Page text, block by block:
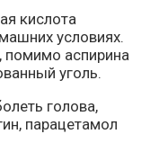
кислота
условиях.
помимо аспирина
уголь.
голова,
парацетамол